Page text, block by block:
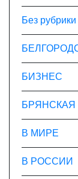
Без рубрики
БИЗНЕС
БРЯНСКАЯ
В МИРЕ
В РОССИИ